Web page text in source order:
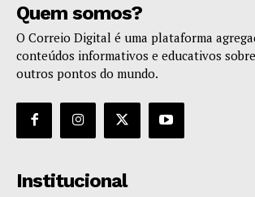
Quem somos?
O Correio Digital é uma plataforma
conteúdos informativos e educativos
outros pontos do mundo.
Institucional